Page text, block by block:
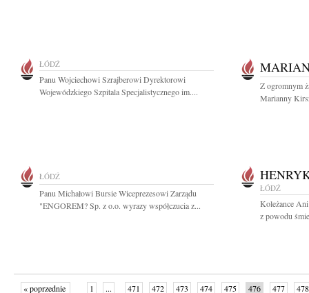
ŁÓDŹ
Panu Wojciechowi Szrajberowi Dyrektorowi
Wojewódzkiego Szpitala Specjalistycznego im....
Z ogromnym
Marianny
ŁÓDŹ
Panu Michałowi Bursie Wiceprezesowi Zarządu
"ENGOREM? Sp. z o.o. wyrazy współczucia z...
ŁÓDŹ
Koleżance
z powodu
« poprzednie 1 ... 471 472 473 474 475 476 477 478